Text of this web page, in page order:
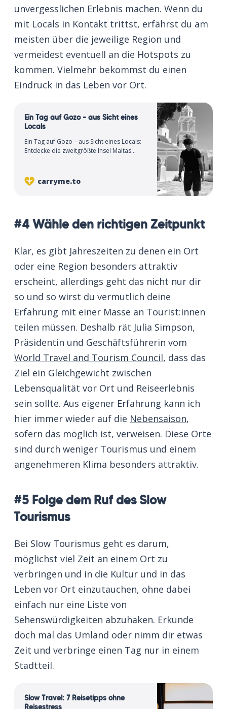
unvergesslichen Erlebnis machen. Wenn du
mit Locals in Kontakt trittst, erfährst du am
meisten über die jeweilige Region und
vermeidest eventuell an die Hotspots zu
kommen. Vielmehr bekommst du einen
Eindruck in das Leben vor Ort.
Ein Tag auf Gozo – aus Sicht eines
Locals
Ein Tag auf Gozo – aus Sicht eines Locals:
Entdecke die zweitgrößte Insel Maltas
carryme.to
#4 Wähle den richtigen Zeitpunkt
Klar, es gibt Jahreszeiten zu denen ein Ort
oder eine Region besonders attraktiv
erscheint, allerdings geht das nicht nur dir
so und so wirst du vermutlich deine
Erfahrung mit einer Masse an Tourist:innen
teilen müssen. Deshalb rät Julia Simpson,
Präsidentin und Geschäftsführerin vom
World Travel and Tourism Council, dass das
Ziel ein Gleichgewicht zwischen
Lebensqualität vor Ort und Reiseerlebnis
sein sollte. Aus eigener Erfahrung kann ich
hier immer wieder auf die Nebensaison,
sofern das möglich ist, verweisen. Diese Orte
sind durch weniger Tourismus und einem
angenehmeren Klima besonders attraktiv.
#5 Folge dem Ruf des Slow
Tourismus
Bei Slow Tourismus geht es darum,
möglichst viel Zeit an einem Ort zu
verbringen und in die Kultur und in das
Leben vor Ort einzutauchen, ohne dabei
einfach nur eine Liste von
Sehenswürdigkeiten abzuhaken. Erkunde
doch mal das Umland oder nimm dir etwas
Zeit und verbringe einen Tag nur in einem
Stadtteil.
Slow Travel: 7 Reisetipps ohne
Reisestress